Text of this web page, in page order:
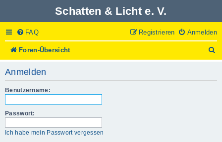
Schatten & Licht e. V.
FAQ Anmelden
Registrieren
Foren-Übersicht
u
Anmelden
Benutzername:
Passwort:
Ich habe mein Passwort vergessen